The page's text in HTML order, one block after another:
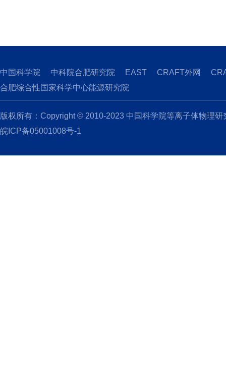
中国科学院 中科院合肥研究院 EAST CRAFT外网
合肥综合性国家科学中心能源研究院
版权所有：Copyright © 2010-2023 中国科学院等离子体物理
皖ICP备05001008号-1